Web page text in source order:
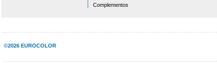
Complementos
©2026 EUROCOLOR